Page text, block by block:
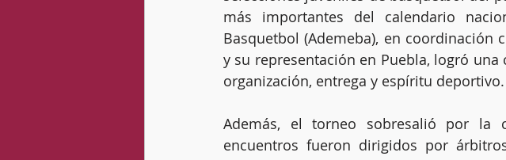
más importantes del calendario
Basquetbol (Ademeba), en coordinación
y su representación en Puebla, logró
organización, entrega y espíritu deportivo.
Además, el torneo sobresalió por
encuentros fueron dirigidos por